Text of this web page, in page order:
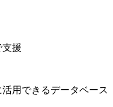
援
用できるデータベース